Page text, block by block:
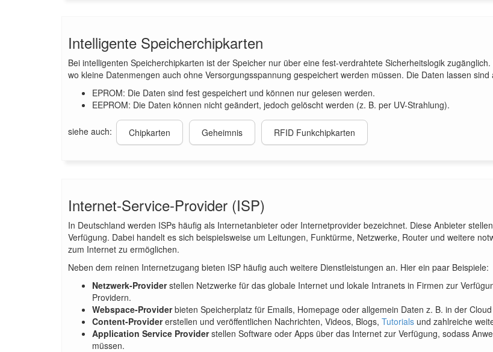
Intelligente Speicherchipkarten
Bei intelligenten Speicherchipkarten ist der Speicher nur über eine fest-verdrahtete Sicherheitslogik
wo kleine Datenmengen auch ohne Versorgungsspannung gespeichert werden müssen. Die Daten lassen
EPROM: Die Daten sind fest gespeichert und können nur gelesen werden.
EEPROM: Die Daten können nicht geändert, jedoch gelöscht werden (z. B. per UV-Strahlung).
siehe auch: Chipkarten Geheimnis RFID Funkchipkarten
Internet-Service-Provider (ISP)
In Deutschland werden ISPs häufig als Internetanbieter oder Internetprovider bezeichnet. Diese Anbieter
Verfügung. Dabei handelt es sich beispielsweise um Leitungen, Funktürme, Netzwerke, Router und weitere
zum Internet zu ermöglichen.
Neben dem reinen Internetzugang bieten ISP häufig auch weitere Dienstleistungen an. Hier ein paar Beispiele:
Netzwerk-Providerstellen Netzwerke für das globale Internet und lokale Intranets in Firmen zur
Providern.
Webspace-Providerbieten Speicherplatz für Emails, Homepage oder allgemein Daten z. B. in der
Content-Providererstellen und veröffentlichen Nachrichten, Videos, Blogs, Tutorials und zahlreiche
Application Service Providerstellen Software oder Apps über das Internet zur Verfügung, sodass
müssen.